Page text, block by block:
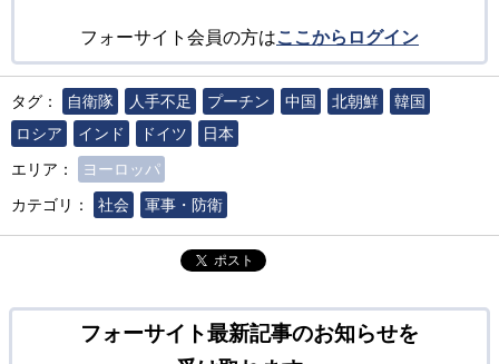
フォーサイト会員の方はここからログイン
タグ： 自衛隊 人手不足 プーチン 中国 北朝鮮
韓国
ロシア
インド ドイツ
日本
エリア：
ヨーロッパ
カテゴリ：
社会 軍事・防衛
ポスト
フォーサイト最新記事のお知らせを